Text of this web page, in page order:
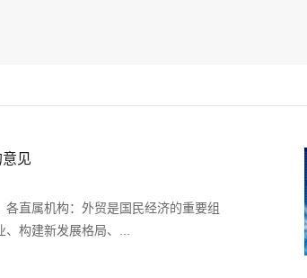
见
直属机构：外贸是国民经济的重要组
构建新发展格局、...